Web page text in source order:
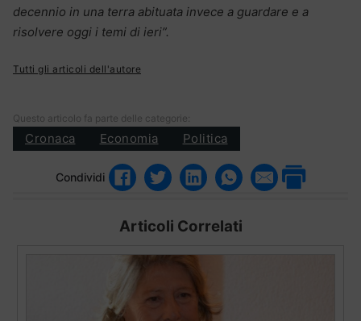
decennio in una terra abituata invece a guardare e a
risolvere oggi i temi di ieri”.
Tutti gli articoli dell'autore
Questo articolo fa parte delle categorie:
Cronaca Economia Politica
Condividi
Articoli Correlati